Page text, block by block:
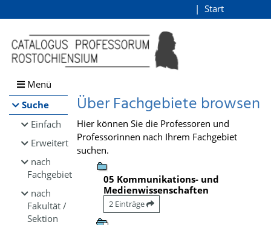
Browsen
direkt zum Inhalt
Start
Menü
Suche
Einfach
Erweitert
nach
Fachgebiet
nach
Fakultät /
Sektion
Über Fachgebiete browsen
Hier können Sie die Professoren und
Professorinnen nach Ihrem Fachgebiet
suchen.
05 Kommunikations- und
Medienwissenschaften
2 Einträge